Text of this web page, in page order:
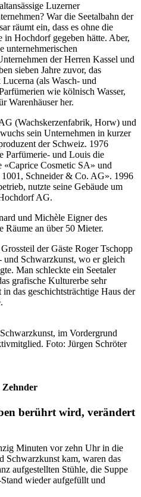
Luzerner
War die Seetalbahn der
räumt ein, dass es ohne die
in Hochdorf gegeben hätte. Aber,
unternehmerischen
der Herren Kassel und
sieben Jahre zuvor, das
(als Wasch- und
wie kölnisch Wasser,
Warenhäuser her.
(Wachskerzenfabrik, Horw) und
sein Unternehmen in kurzer
der Schweiz. 1976
Parfümerie- und Louis die
«Caprice Cosmetic SA» und
Schneider & Co. AG». 1996
nutzte seine Gebäude um
AG.
und Michèle Eigner des
Räume an über 50 Mieter.
der Gäste Roger Tschopp
und Schwarzkunst, wo er gleich
Man schleckte ein Seetaler
grafische Kulturerbe sehr
das geschichtsträchtige Haus der
im Vordergrund
Foto: Jürgen Schröter
Zehnder
berührt wird, verändert
Minuten vor zehn Uhr in die
Schwarzkunst kam, waren das
aufgestellten Stühle, die Suppe
wieder aufgefüllt und